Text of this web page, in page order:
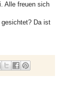
Alle freuen sich
gesichtet? Da ist